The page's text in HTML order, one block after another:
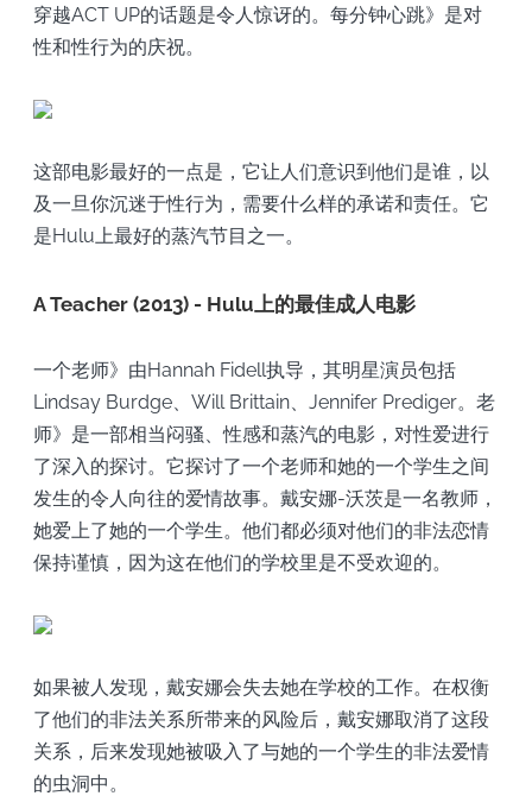
穿越ACT UP的话题是令人惊讶的。每分钟心跳》是对
性和性行为的庆祝。
这部电影最好的一点是，它让人们意识到他们是谁，以
及一旦你沉迷于性行为，需要什么样的承诺和责任。它
是Hulu上最好的蒸汽节目之一。
A Teacher (2013) - Hulu上的最佳成人电影
一个老师》由Hannah Fidell执导，其明星演员包括
Lindsay Burdge、Will Brittain、Jennifer Prediger。老
师》是一部相当闷骚、性感和蒸汽的电影，对性爱进行
了深入的探讨。它探讨了一个老师和她的一个学生之间
发生的令人向往的爱情故事。戴安娜-沃茨是一名教师，
她爱上了她的一个学生。他们都必须对他们的非法恋情
保持谨慎，因为这在他们的学校里是不受欢迎的。
如果被人发现，戴安娜会失去她在学校的工作。在权衡
了他们的非法关系所带来的风险后，戴安娜取消了这段
关系，后来发现她被吸入了与她的一个学生的非法爱情
的虫洞中。